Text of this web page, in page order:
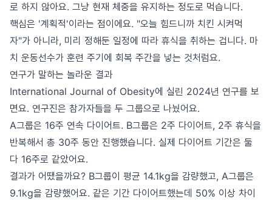
로 하지 않아요. 그냥 현재 체중을 유지하는 정도로 먹습니다.
핵심은 '계획적'이라는 점이에요. "오늘 힘드니까 치킨 시켜먹
자"가 아니라, 미리 정해둔 일정에 따라 휴식을 취하는 겁니다. 마
치 운동선수가 훈련 주기에 회복 주간을 넣는 것처럼요.
연구가 말하는 놀라운 결과
International Journal of Obesity에 실린 2024년 연구를 보
면요. 연구진은 참가자들을 두 그룹으로 나눴어요.
A그룹은 16주 연속 다이어트. B그룹은 2주 다이어트, 2주 휴식을
반복해서 총 30주 동안 진행했습니다. 실제 다이어트 기간은 둘
다 16주로 같았어요.
결과가 어땠을까요? B그룹이 평균 14.1kg을 감량했고, A그룹은
9.1kg을 감량했어요. 같은 기간 다이어트했는데 50% 이상 차이